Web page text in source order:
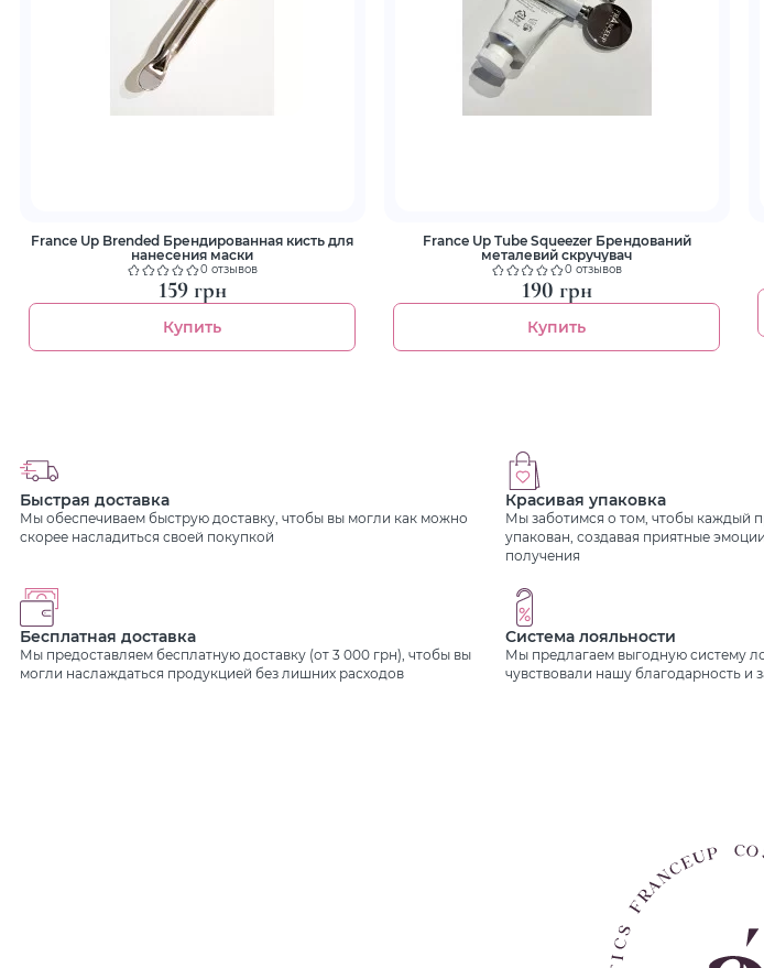
France Up Brended Брендированная кисть для
нанесения маски
0 отзывов
159 грн
Купить
France Up Tube Squeezer Брендований
металевий cкручувач
0 отзывов
190 грн
Купить
Быстрая доставка
Мы обеспечиваем быструю доставку, чтобы вы могли как можно
скорее насладиться своей покупкой
Красивая упаковка
Мы заботимся о том, чтобы каждый
упакован, создавая приятные
получения
Бесплатная доставка
Мы предоставляем бесплатную доставку (от 3 000 грн), чтобы вы
могли наслаждаться продукцией без лишних расходов
Система лояльности
Мы предлагаем выгодную систему
чувствовали нашу благодарность и